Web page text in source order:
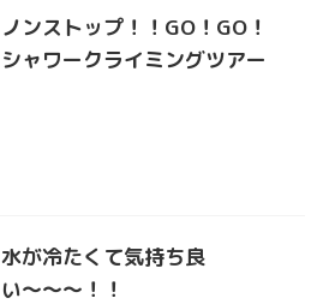
ノンストップ！！GO！GO！
シャワークライミングツアー
水が冷たくて気持ち良
い〜〜〜！！